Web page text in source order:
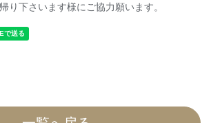
り下さいます様にご協力願います。